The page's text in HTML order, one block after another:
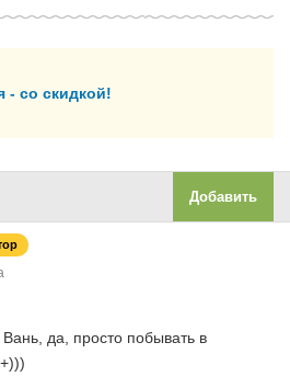
- со скидкой!
Добавить
да, просто побывать в